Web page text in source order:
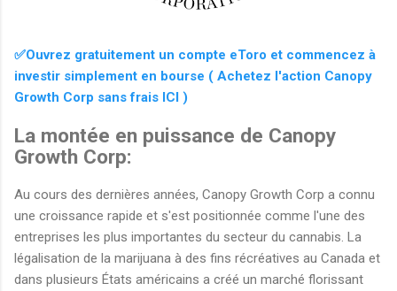
✅Ouvrez gratuitement un compte eToro et commencez à
investir simplement en bourse ( Achetez l'action Canopy
Growth Corp sans frais ICI )
La montée en puissance de Canopy
Growth Corp:
Au cours des dernières années, Canopy Growth Corp a connu
une croissance rapide et s'est positionnée comme l'une des
entreprises les plus importantes du secteur du cannabis. La
légalisation de la marijuana à des fins récréatives au Canada et
dans plusieurs États américains a créé un marché florissant